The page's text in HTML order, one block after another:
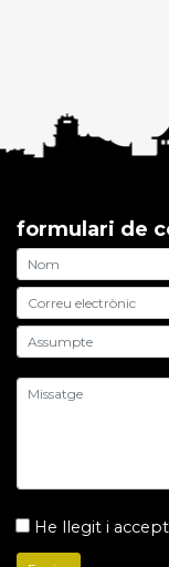
formulari de
He llegit i